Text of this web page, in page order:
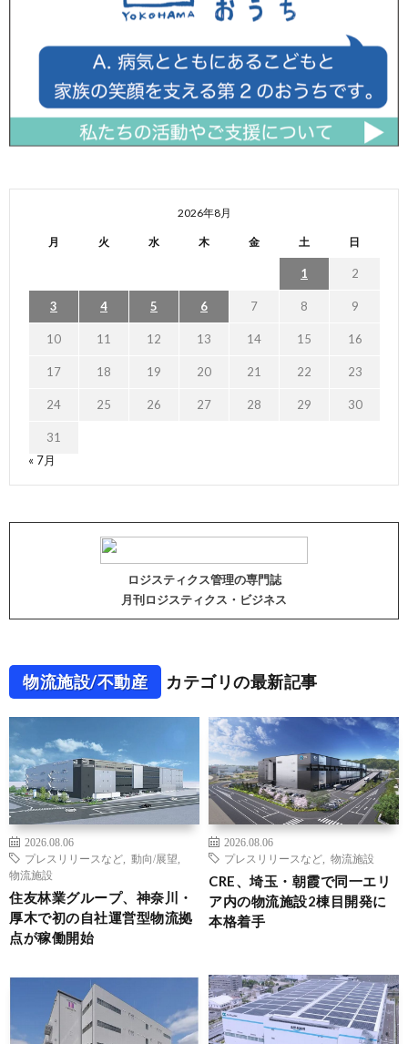
2026年8月
月 火 水 木 金 土 日
1 2
3 4 5 6 7 8 9
10 11 12 13 14 15 16
17 18 19 20 21 22 23
24 25 26 27 28 29 30
31
« 7月
ロジスティクス管理の専門誌
月刊ロジスティクス・ビジネス
物流施設/不動産 カテゴリの最新記事
2026.08.06
プレスリリースなど
動向/展望
物流施設
住友林業グループ、神奈川・
厚木で初の自社運営型物流拠
点が稼働開始
2026.08.06
プレスリリースなど
物流施設
CRE、埼玉・朝霞で同一エリ
ア内の物流施設2棟目開発に
本格着手